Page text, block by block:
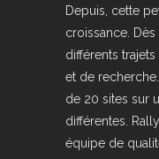
Depuis, cette
croissance.
différents
et de
de 20 sites sur
différentes.
équipe de